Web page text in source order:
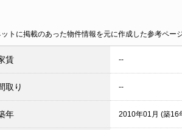
トに掲載のあった物件情報を元に作成した参考ページ
賃 --
取り --
年 2010年01月 (築16